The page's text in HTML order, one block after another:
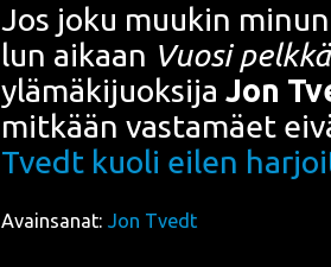
Jos joku muu­kin
lun aikaan Vuo­si
ylä­mä­ki­juok­si­ja Jon
mit­kään vas­ta­mäet
Tvedt kuo­li eilen
Avainsanat: Jon Tvedt